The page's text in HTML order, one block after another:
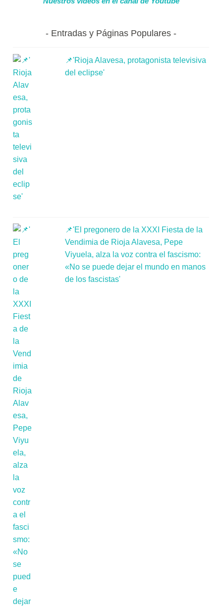
Entradas y Páginas Populares
📌'Rioja Alavesa, protagonista televisiva
del eclipse'
📌'El pregonero de la XXXI Fiesta de la
Vendimia de Rioja Alavesa, Pepe
Viyuela, alza la voz contra el fascismo:
«No se puede dejar el mundo en manos
de los fascistas'